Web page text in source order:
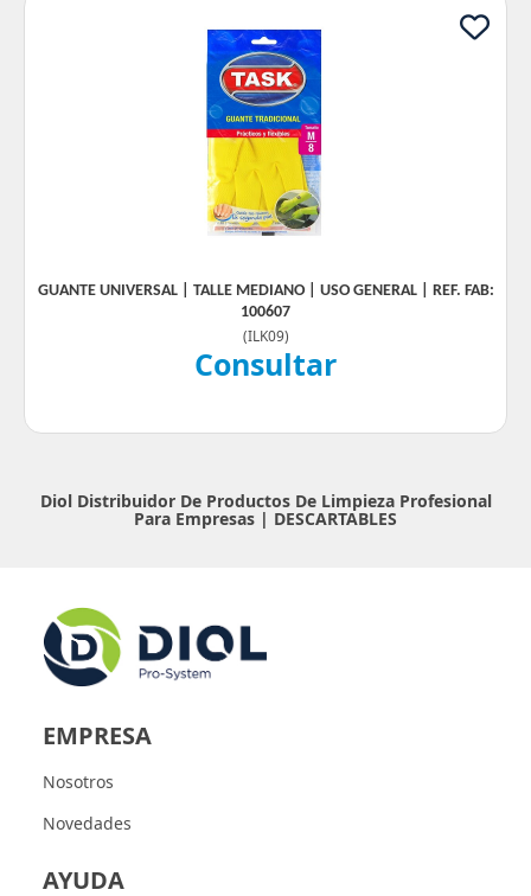
GUANTE UNIVERSAL | TALLE MEDIANO | USO GENERAL | REF. FAB:
100607
(ILK09)
Consultar
Diol Distribuidor De Productos De Limpieza Profesional
Para Empresas | DESCARTABLES
EMPRESA
Nosotros
Novedades
AYUDA